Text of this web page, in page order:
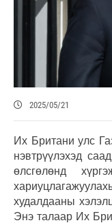
2025/05/21
Их Британи улс
нэвтрүүлэхэд
өлсгөлөнд
худалдааны
Энэ талаар Их